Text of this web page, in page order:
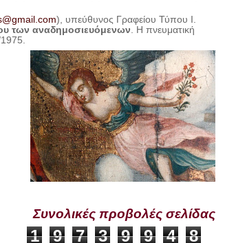
), υπεύθυνος Γραφείου Τύπου Ι.
των αναδημοσιευόμενων . Ηπνευματική
Συνολικές προβολές σελίδας
1 9 7 3 9 9 4 8